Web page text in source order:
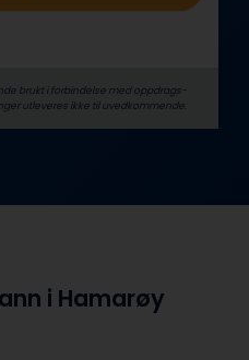
brukt i forbindelse med oppdrags­
utleveres ikke til uvedkommende.
i Hamarøy